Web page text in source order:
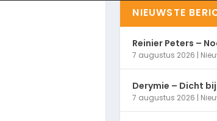
NIEUWSTE
Reinier Peters –
7 augustus 2026 |
Derymie – Dicht
7 augustus 2026 |